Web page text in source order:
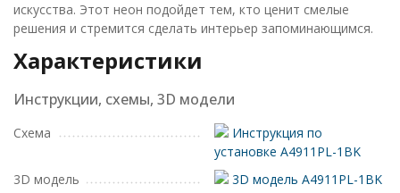
искусства. Этот неон подойдет тем, кто ценит смелые
решения и стремится сделать интерьер запоминающимся.
Характеристики
Инструкции, схемы, 3D модели
Схема
Инструкция по
установке A4911PL-1BK
3D модель
3D модель A4911PL-1BK